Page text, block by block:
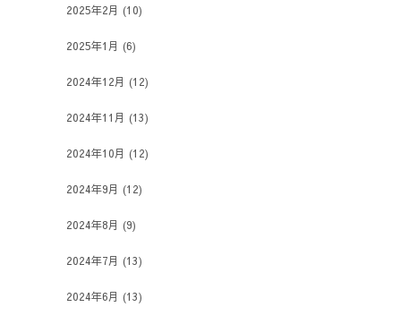
2025年2月 (10)
2025年1月 (6)
2024年12月 (12)
2024年11月 (13)
2024年10月 (12)
2024年9月 (12)
2024年8月 (9)
2024年7月 (13)
2024年6月 (13)